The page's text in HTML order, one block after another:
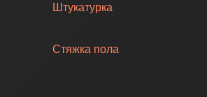
Штукатурка
Стяжка пола